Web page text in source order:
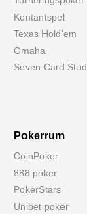
Kontantspel
Texas Hold'em
Omaha
Seven Card Stud
Pokerrum
CoinPoker
888 poker
PokerStars
Unibet poker